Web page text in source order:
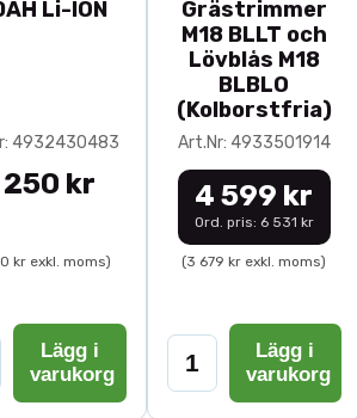
Li-ION
4932430483
250 kr
kr exkl. moms)
Lägg i
varukorg
Grästrimmer
M18 BLLT och
Lövblås M18
BLBLO
(Kolborstfria)
Art.Nr: 4933501914
4 599 kr
Ord. pris: 6 531 kr
(3 679 kr exkl. moms)
Lägg i
varukorg